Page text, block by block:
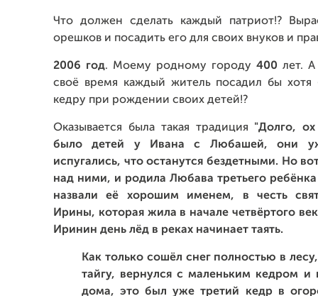
Что должен сделать каждый патриот!?
орешков и посадить его для своих внуков и
2006 год. Моему родному городу 400 лет.
своё время каждый житель посадил бы
кедру при рождении своих детей!?
Оказывается была такая традиция "Долго,
было детей у Ивана с Любашей, они
испугались, что останутся бездетными. Но
над ними, и родила Любава третьего
назвали её хорошим именем, в честь
Ирины, которая жила в начале четвёртого
Иринин день лёд в реках начинает таять.
Как только сошёл снег полностью в
тайгу, вернулся с маленьким кедром и
дома, это был уже третий кедр в